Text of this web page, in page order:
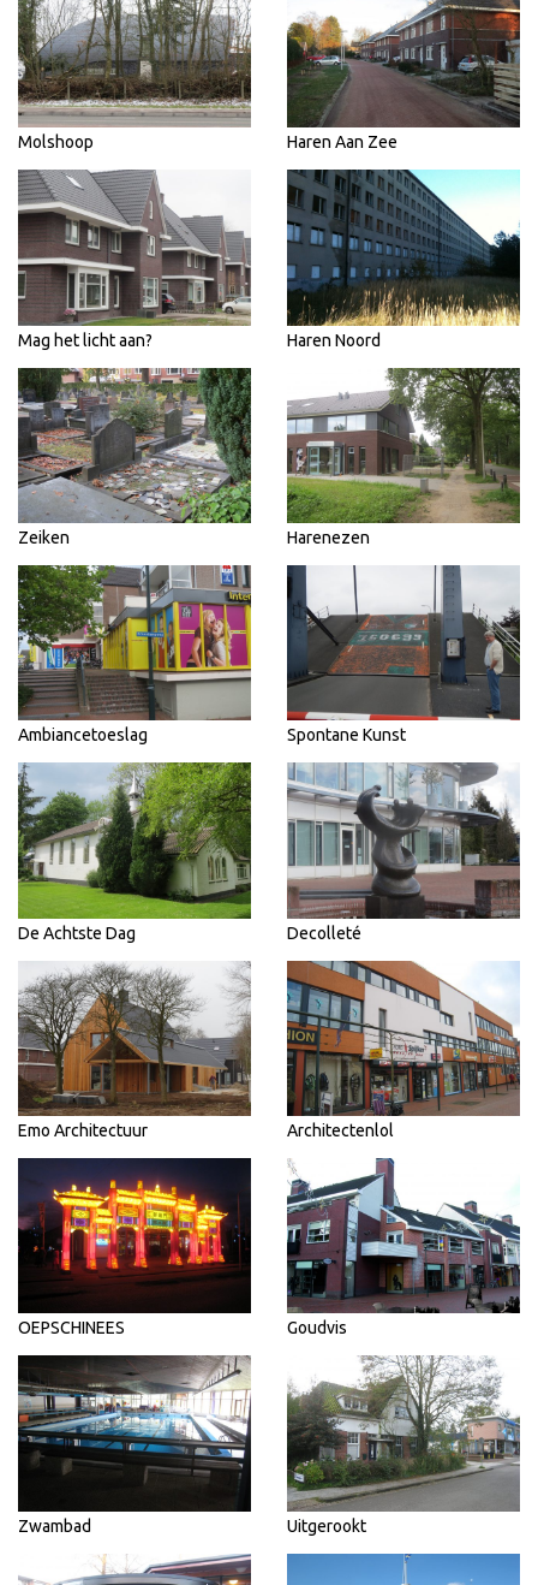
Molshoop Haren Aan Zee
Mag het licht aan? Haren Noord
Zeiken Harenezen
Ambiancetoeslag Spontane Kunst
De Achtste Dag Decolleté
Emo Architectuur Architectenlol
OEPSCHINEES Goudvis
Zwambad Uitgerookt